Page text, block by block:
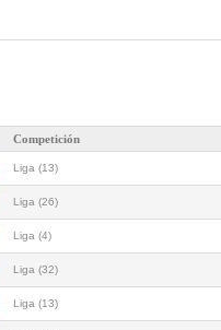
Competición
Liga (13)
Liga (26)
Liga (4)
Liga (32)
Liga (13)